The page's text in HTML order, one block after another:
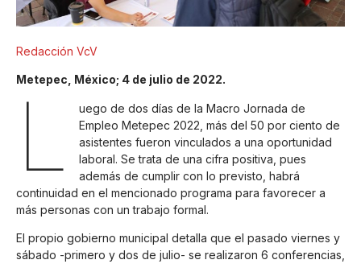
Redacción VcV
Metepec, México; 4 de julio de 2022.
L
uego de dos días de la Macro Jornada de
Empleo Metepec 2022, más del 50 por ciento de
asistentes fueron vinculados a una oportunidad
laboral. Se trata de una cifra positiva, pues
además de cumplir con lo previsto, habrá
continuidad en el mencionado programa para favorecer a
más personas con un trabajo formal.
El propio gobierno municipal detalla que el pasado viernes y
sábado -primero y dos de julio- se realizaron 6 conferencias,